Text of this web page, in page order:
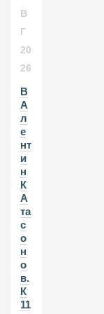
В
Г
20
26
В
А
л
е
нт
и
н
К
А
та
с
о
н
о
в.
К
11